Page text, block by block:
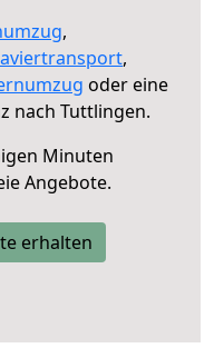
,
,
oder eine
nach Tuttlingen.
Minuten
Angebote.
erhalten